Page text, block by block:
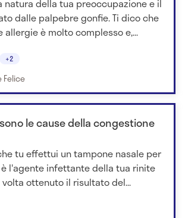
natura della tua preoccupazione e il
dalle palpebre gonfie. Ti dico che
allergie è molto complesso e,...
+2
Felice
le cause della congestione
tu effettui un tampone nasale per
l'agente infettante della tua rinite
volta ottenuto il risultato del...